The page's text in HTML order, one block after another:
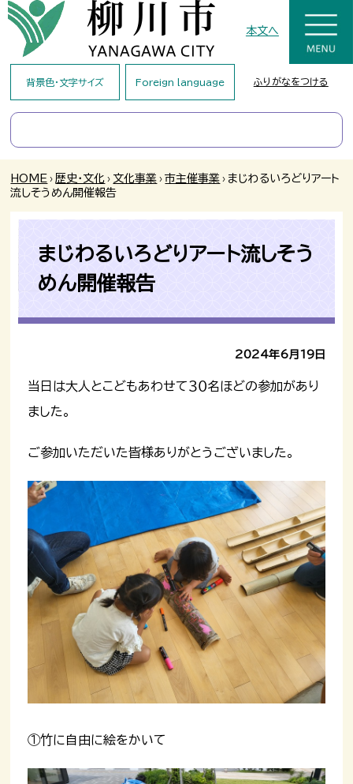
本文へ
背景色・文字サイズ Foreign language ふりがなをつける
HOME › 歴史・文化 › 文化事業 › 市主催事業 › まじわるいろどりアート
流しそうめん開催報告
まじわるいろどりアート流しそう
めん開催報告
2024年6月19日
当日は大人とこどもあわせて３０名ほどの参加があり
ました。
ご参加いただいた皆様ありがとうございました。
①竹に自由に絵をかいて